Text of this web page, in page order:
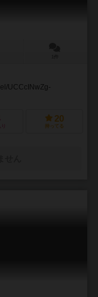
UCCcINwZg-
20
持ってる